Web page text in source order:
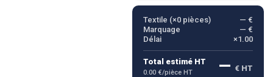
Textile (×0pièces)
— €
Marquage
— €
Délai
×1.00
Total estimé HT
0.00 €/pièce HT — € HT